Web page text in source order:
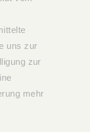
uns zur
zur
mehr